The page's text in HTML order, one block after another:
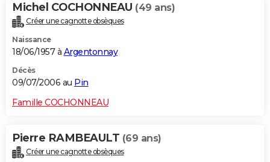
Michel COCHONNEAU (49 ans)
Créer une cagnotte obsèques
Naissance
18/06/1957 à Argentonnay
Décès
09/07/2006 au Pin
Famille COCHONNEAU
Pierre RAMBEAULT (69 ans)
Créer une cagnotte obsèques